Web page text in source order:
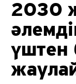
2030
үштен